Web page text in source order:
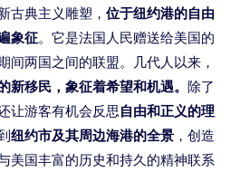
古典主义雕塑， 位于纽约港的自由
象征。它是法国人民赠送给美国的
间两国之间的联盟。几代人以来，
新移民，象征着希望和机遇。 除了
让游客有机会反思自由和正义的理
纽约市及其周边海港的全景 ，创造
美国丰富的历史和持久的精神联系